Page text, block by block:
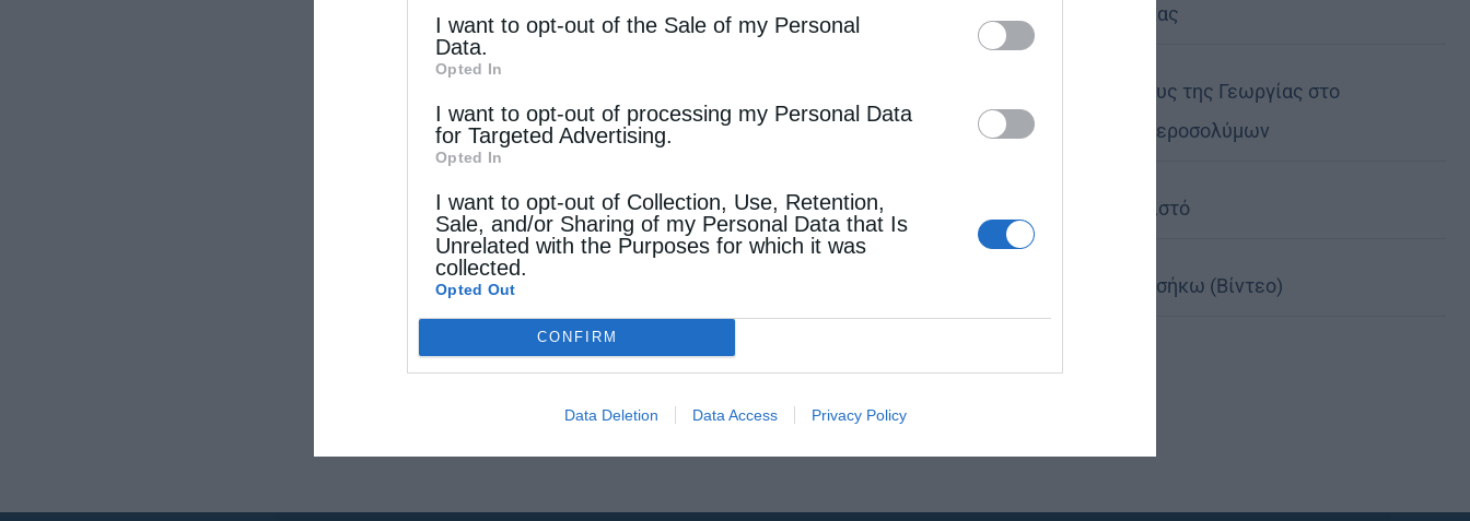
I want to opt-out of the Sale of my Personal
Data.
Opted In
I want to opt-out of processing my Personal Data
for Targeted Advertising.
Opted In
I want to opt-out of Collection, Use, Retention,
Sale, and/or Sharing of my Personal Data that Is
Unrelated with the Purposes for which it was
collected.
Opted Out
CONFIRM
Data Deletion Data Access Privacy Policy
Περί λαιμαργίας
Ο νέος Πρέσβυς της Γεωργίας στο
Πατριαρχείο Ιεροσολύμων
Χωρίς τον Χριστό
Κι αν έπεσες, σήκω (Βίντεο)